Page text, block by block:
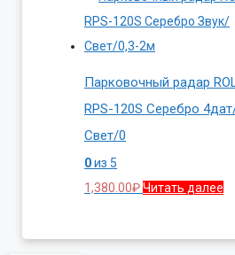
Парковочный радар
RPS-120S Серебро
Свет/0
0из 5
1,380.00₽Читать далее